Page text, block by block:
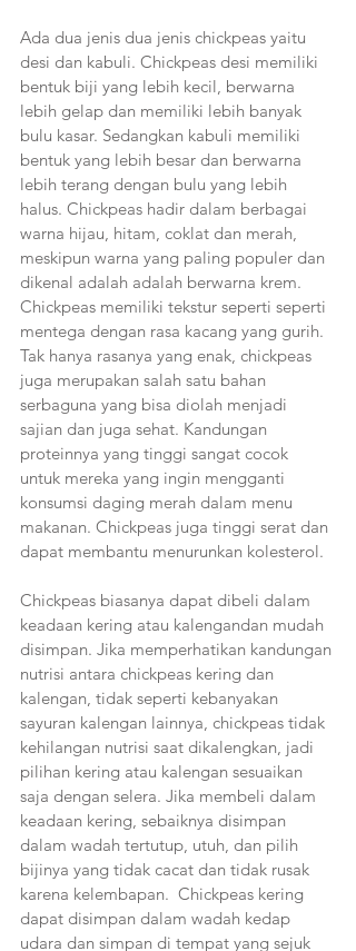
Ada dua jenis dua jenis chickpeas yaitu
desi dan kabuli. Chickpeas desi memiliki
bentuk biji yang lebih kecil, berwarna
lebih gelap dan memiliki lebih banyak
bulu kasar. Sedangkan kabuli memiliki
bentuk yang lebih besar dan berwarna
lebih terang dengan bulu yang lebih
halus. Chickpeas hadir dalam berbagai
warna hijau, hitam, coklat dan merah,
meskipun warna yang paling populer dan
dikenal adalah adalah berwarna krem.
Chickpeas memiliki tekstur seperti seperti
mentega dengan rasa kacang yang gurih.
Tak hanya rasanya yang enak, chickpeas
juga merupakan salah satu bahan
serbaguna yang bisa diolah menjadi
sajian dan juga sehat. Kandungan
proteinnya yang tinggi sangat cocok
untuk mereka yang ingin mengganti
konsumsi daging merah dalam menu
makanan. Chickpeas juga tinggi serat dan
dapat membantu menurunkan kolesterol.
Chickpeas biasanya dapat dibeli dalam
keadaan kering atau kalengandan mudah
disimpan. Jika memperhatikan kandungan
nutrisi antara chickpeas kering dan
kalengan, tidak seperti kebanyakan
sayuran kalengan lainnya, chickpeas tidak
kehilangan nutrisi saat dikalengkan, jadi
pilihan kering atau kalengan sesuaikan
saja dengan selera. Jika membeli dalam
keadaan kering, sebaiknya disimpan
dalam wadah tertutup, utuh, dan pilih
bijinya yang tidak cacat dan tidak rusak
karena kelembapan.  Chickpeas kering
dapat disimpan dalam wadah kedap
udara dan simpan di tempat yang sejuk